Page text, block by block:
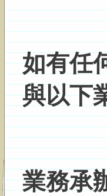
如有任
與以下
業務承